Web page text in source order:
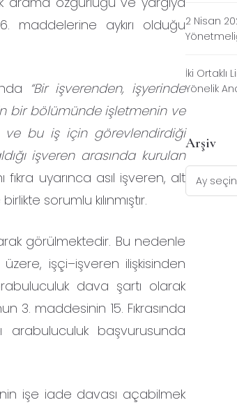
maddelerine aykırı olduğu
“Bir işverenden, işyerinde
bir bölümünde işletmenin ve
ve bu iş için görevlendirdiği
işveren arasında kurulan
fıkra uyarınca asıl işveren, alt
sorumlu kılınmıştır.
görülmektedir. Bu nedenle
işçi–işveren ilişkisinden
dava şartı olarak
3. maddesinin 15. Fıkrasında
başvurusunda
işe iade davası açabilmek
2 Nisan
İki Ortaklı
Yönelik
Arşiv